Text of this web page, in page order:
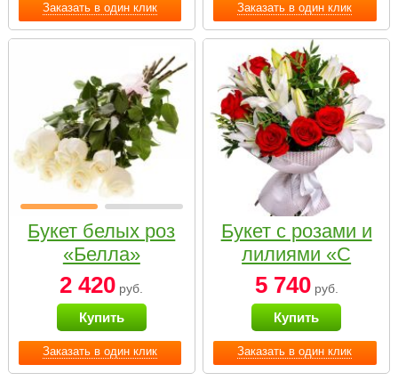
Заказать в один клик Заказать в один клик
Заказать в один клик
Букет белых роз
«Белла»
2 420 руб.
Купить
Заказать в один клик
Букет с розами и
лилиями «С
наилучшими
пожеланиями»
5 740руб.
Купить